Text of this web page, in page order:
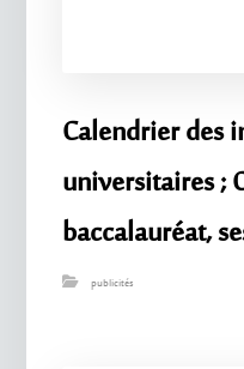
Calendrier des
universitaires ;
baccalauréat,
publicités